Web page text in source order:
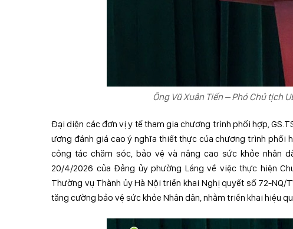
Ông Vũ Xuân Tiến – Phó Chủ tịch
Đại diện các đơn vị y tế tham gia chương trình phối hợp,
ương đánh giá cao ý nghĩa thiết thực của chương trình phối
công tác chăm sóc, bảo vệ và nâng cao sức khỏe nhân
20/4/2026 của Đảng ủy phường Láng về việc thực hiện
Thường vụ Thành ủy Hà Nội triển khai Nghị quyết số 72-
tăng cường bảo vệ sức khỏe Nhân dân, nhằm triển khai hiệu